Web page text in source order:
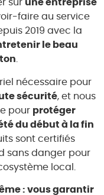
sur une entreprise
faire au service
2019 avec la
le beau
nécessaire pour
sécurité, et nous
pour protéger
du début à la fin
sont certifiés
sans danger pour
local.
: vous garantir